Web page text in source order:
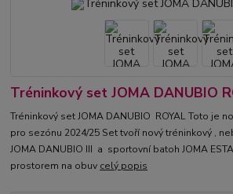
Tréninkový set JOMA DANUBIO
Tréninkový set JOMA DANUBIO ROYAL Toto je
pro sezónu 2024/25 Set tvoří nový tréninkový ,
JOMA DANUBIO III a sportovní batoh JOMA
prostorem na obuv celý popis